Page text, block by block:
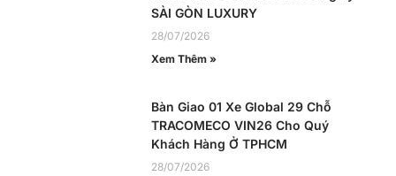
SÀI GÒN LUXURY
28/07/2026
Xem Thêm »
Bàn Giao 01 Xe Global 29 Chỗ
TRACOMECO VIN26 Cho Quý
Khách Hàng Ở TPHCM
28/07/2026